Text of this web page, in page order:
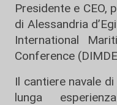
Presidente e CEO,
di Alessandria
International
Conference
Il cantiere navale
lunga